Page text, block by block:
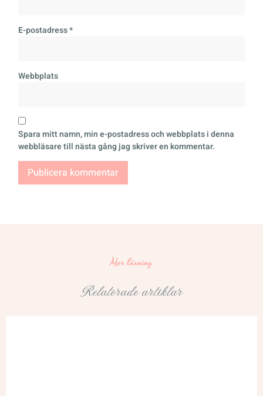
E-postadress*
Webbplats
Spara mitt namn, min e-postadress och webbplats i denna
webbläsare till nästa gång jag skriver en kommentar.
Mer läsning
Relaterade artiklar